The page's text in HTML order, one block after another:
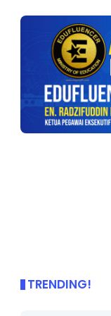
TRENDING!